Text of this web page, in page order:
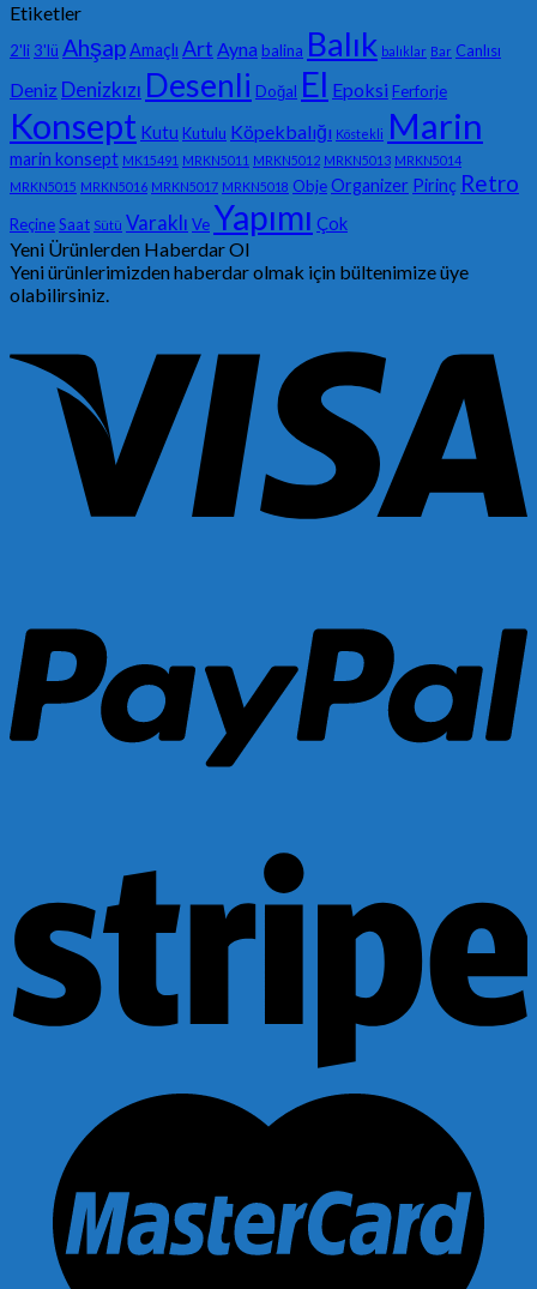
Etiketler
2'li 3'lü AhşapAmaçlı Art Ayna balina Balık balıklar Bar Canlısı
Deniz Denizkızı Desenli Doğal El Epoksi Ferforje
Konsept Kutu Kutulu Köpekbalığı Köstekli Marin
marin konsept MK15491 MRKN5011 MRKN5012 MRKN5013 MRKN5014
MRKN5015 MRKN5016 MRKN5017 MRKN5018 ObjeOrganizer Pirinç Retro
ReçineSaat Sütü Varaklı Ve Yapımı Çok
Yeni Ürünlerden Haberdar Ol
Yeni ürünlerimizden haberdar olmak için bültenimize üye
olabilirsiniz.